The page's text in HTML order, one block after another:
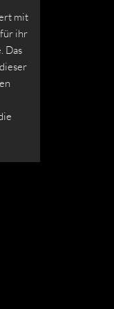
mit
ihr
Das